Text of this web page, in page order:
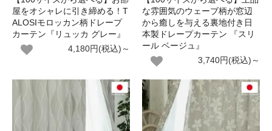
屋をオシャレに引き締める！T
ALOSIモロッカン柄ドレープ
カーテン『リュッカ グレー』
4,180円(税込)～
な雰囲気のウェーブ柄が窓辺
から癒しを与える裏地付き日
本製ドレープカーテン 『スリ
ール ベージュ』
3,740円(税込)～